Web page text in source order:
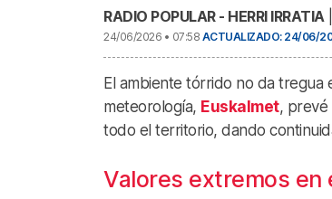
RADIO POPULAR - HERRI IRRATIA|
24/06/2026 • 07:58 ACTUALIZADO: 24/06/
El ambiente tórrido no da tregua
meteorología, Euskalmet, prevé
todo el territorio, dando
Valores extremos en